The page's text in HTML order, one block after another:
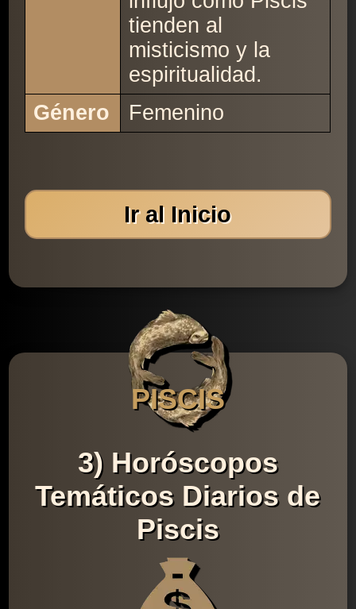
tienden al
misticismo y la
espiritualidad.
Género
Femenino
Ir al Inicio
PISCIS
3) Horóscopos
Temáticos Diarios de
Piscis